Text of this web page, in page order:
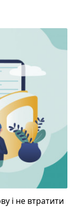
і не
і не втратити